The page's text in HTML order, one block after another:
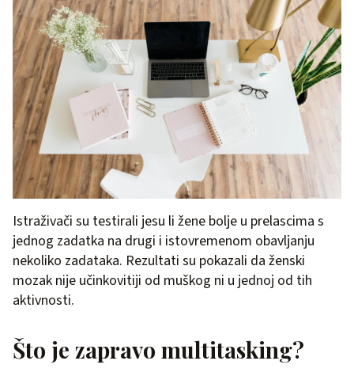
Istraživači su testirali jesu li žene bolje u prelascima s
jednog zadatka na drugi i istovremenom obavljanju
nekoliko zadataka. Rezultati su pokazali da ženski
mozak nije učinkovitiji od muškog ni u jednoj od tih
aktivnosti.
Što je zapravo multitasking?